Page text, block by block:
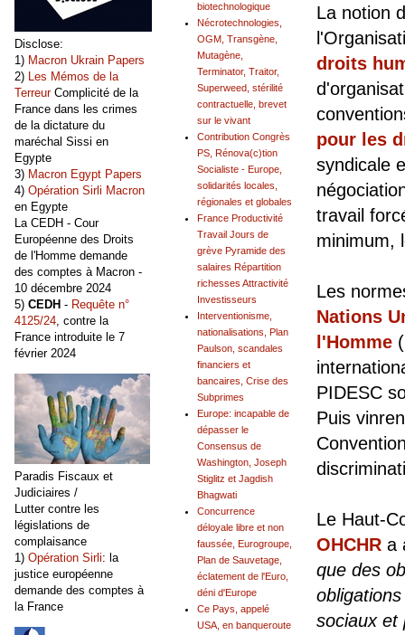
La notion
droits
pour les
syndicale
travail
minimum,
Les
Nations
l'Homme
PIDESC
Puis
Le Haut-
OHCHR a
que des
sociaux et
biotechnologique
Nécrotechnologies,
OGM, Transgène,
Mutagène,
Terminator, Traitor,
Superweed, stérilité
contractuelle, brevet
sur le vivant
Contribution Congrès
PS, Rénova(c)tion
Socialiste - Europe,
solidarités locales,
régionales et globales
France Productivité
Travail Jours de
grève Pyramide des
salaires Répartition
richesses Attractivité
Investisseurs
Interventionisme,
nationalisations, Plan
Paulson, scandales
financiers et
bancaires, Crise des
Subprimes
Europe: incapable de
dépasser le
Consensus de
Washington, Joseph
Stiglitz et Jagdish
Bhagwati
Concurrence
déloyale libre et non
faussée, Eurogroupe,
Plan de Sauvetage,
éclatement de l'Euro,
déni d'Europe
Ce Pays, appelé
USA, en banqueroute
Disclose:
1) Macron Ukrain Papers
2) Les Mémos de la
TerreurComplicité de la
France dans les crimes
de la dictature du
maréchal Sissi en
Egypte
3) Macron Egypt Papers
4) Opération Sirli Macron
en Egypte
La CEDH - Cour
Européenne des Droits
de l'Homme demande
des comptes à Macron -
10 décembre 2024
5) CEDH - Requête n°
4125/24, contre la
France introduite le 7
février 2024
Paradis Fiscaux et
Judiciaires /
Lutter contre les
législations de
complaisance
1) Opération Sirli: la
justice européenne
demande des comptes à
la France